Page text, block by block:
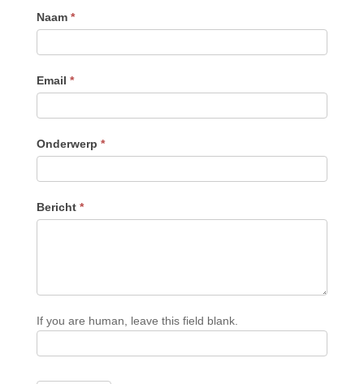
Contact
Naam *
Email *
Onderwerp *
Bericht *
If you are human, leave this field blank.